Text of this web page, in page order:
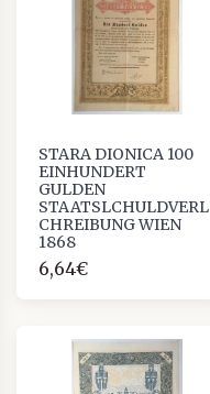
STARA DIONICA 100
EINHUNDERT
GULDEN
STAATSLCHULDVERL
CHREIBUNG WIEN
1868
6,64€